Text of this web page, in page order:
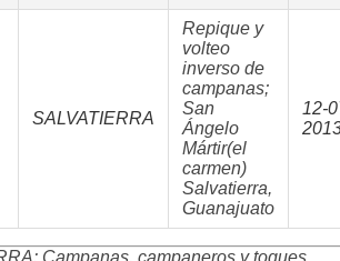
SALVATIERRA
Repique y
volteo
inverso de
campanas;
San
Ángelo
Mártir(el
carmen)
Salvatierra,
Guanajuato
12-
Campanas, campaneros y toques